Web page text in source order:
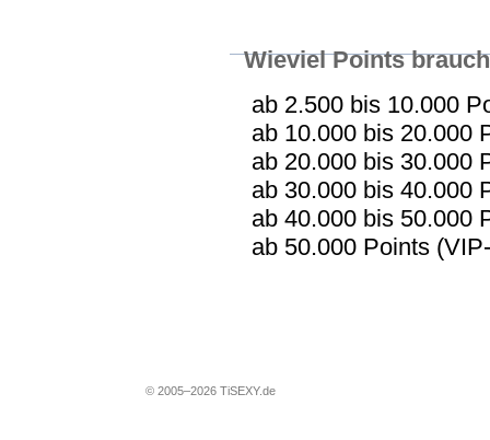
Wieviel Points
ab 2.500 bis 10.000
ab 10.000 bis 20.000
ab 20.000 bis 30.000
ab 30.000 bis 40.000
ab 40.000 bis 50.000
ab 50.000 Points
© 2005–2026 TiSEXY.de